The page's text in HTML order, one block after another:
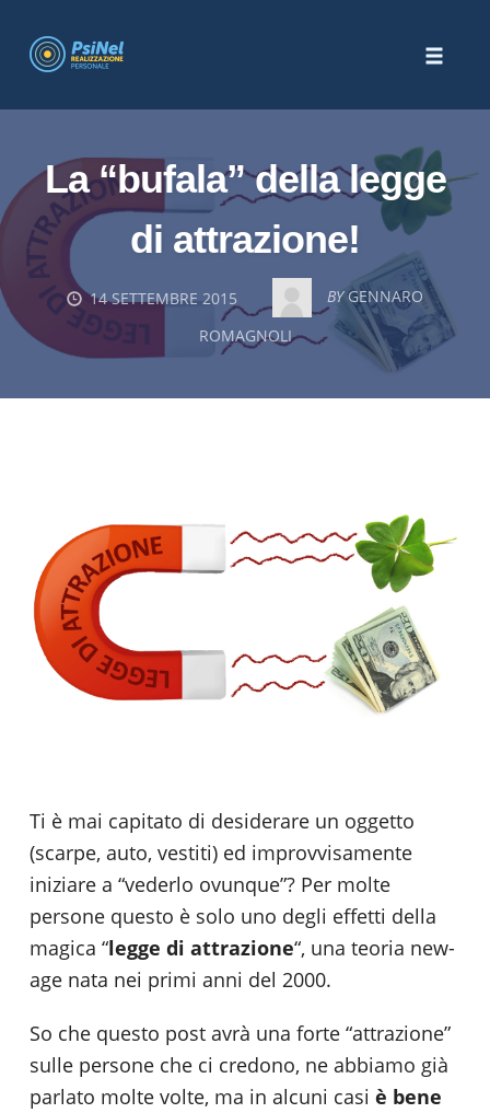
content
La “bufala” della legge
di attrazione!
14 SETTEMBRE 2015 BY GENNARO
ROMAGNOLI
Ti è mai capitato di desiderare un oggetto
(scarpe, auto, vestiti) ed improvvisamente
iniziare a “vederlo ovunque”? Per molte
persone questo è solo uno degli effetti della
magica “legge di attrazione“, una teoria new-
age nata nei primi anni del 2000.
So che questo post avrà una forte “attrazione”
sulle persone che ci credono, ne abbiamo già
parlato molte volte, ma in alcuni casi è bene